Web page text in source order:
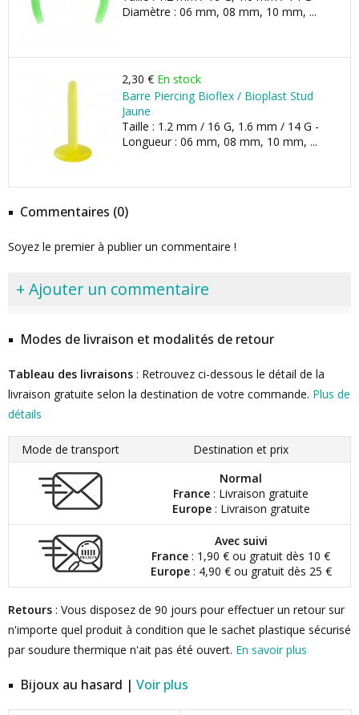
Diamètre : 06 mm, 08 mm, 10 mm, ...
2,30 € En stock
Barre Piercing Bioflex / Bioplast Stud
Jaune
Taille : 1.2 mm / 16 G, 1.6 mm / 14 G -
Longueur : 06 mm, 08 mm, 10 mm, ...
Commentaires (0)
Soyez le premier à publier un commentaire !
+ Ajouter un commentaire
Modes de livraison et modalités de retour
Tableau des livraisons : Retrouvez ci-dessous le détail de la
livraison gratuite selon la destination de votre commande. Plus de
détails
Mode de transport
Destination et prix
Normal
France : Livraison gratuite
Europe: Livraison gratuite
Avec suivi
France : 1,90 € ou gratuit dès 10 €
Europe: 4,90 € ou gratuit dès 25 €
Retours : Vous disposez de 90 jours pour effectuer un retour sur
n'importe quel produit à condition que le sachet plastique sécurisé
par soudure thermique n'ait pas été ouvert. En savoir plus
Bijoux au hasard | Voir plus